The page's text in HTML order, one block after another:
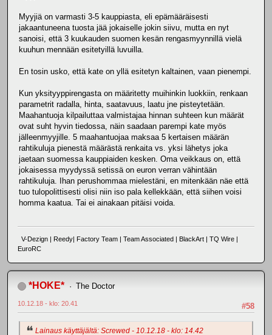
Myyjiä on varmasti 3-5 kauppiasta, eli epämääräisesti
jakaantuneena tuosta jää jokaiselle jokin siivu, mutta en nyt
sanoisi, että 3 kuukauden suomen kesän rengasmyynnillä vielä
kuuhun mennään esitetyillä luvuilla.
En tosin usko, että kate on yllä esitetyn kaltainen, vaan pienempi.
Kun yksityyppirengasta on määritetty muihinkin luokkiin, renkaan
parametrit radalla, hinta, saatavuus, laatu jne pisteytetään.
Maahantuoja kilpailuttaa valmistajaa hinnan suhteen kun määrät
ovat suht hyvin tiedossa, näin saadaan parempi kate myös
jälleenmyyjille. 5 maahantuojaa maksaa 5 kertaisen määrän
rahtikuluja pienestä määrästä renkaita vs. yksi lähetys joka
jaetaan suomessa kauppiaiden kesken. Oma veikkaus on, että
jokaisessa myydyssä setissä on euron verran vähintään
rahtikuluja. Ihan perushommaa mielestäni, en mitenkään näe että
tuo tulopolittisesti olisi niin iso pala kellekkään, että siihen voisi
homma kaatua. Tai ei ainakaan pitäisi voida.
V-Dezign | Reedy| Factory Team | Team Associated | BlackArt | TQ Wire |
EuroRC
*HOKE* The Doctor
#58
10.12.18 - klo: 20.41
Lainaus käyttäjältä: Screwed - 10.12.18 - klo: 14.42